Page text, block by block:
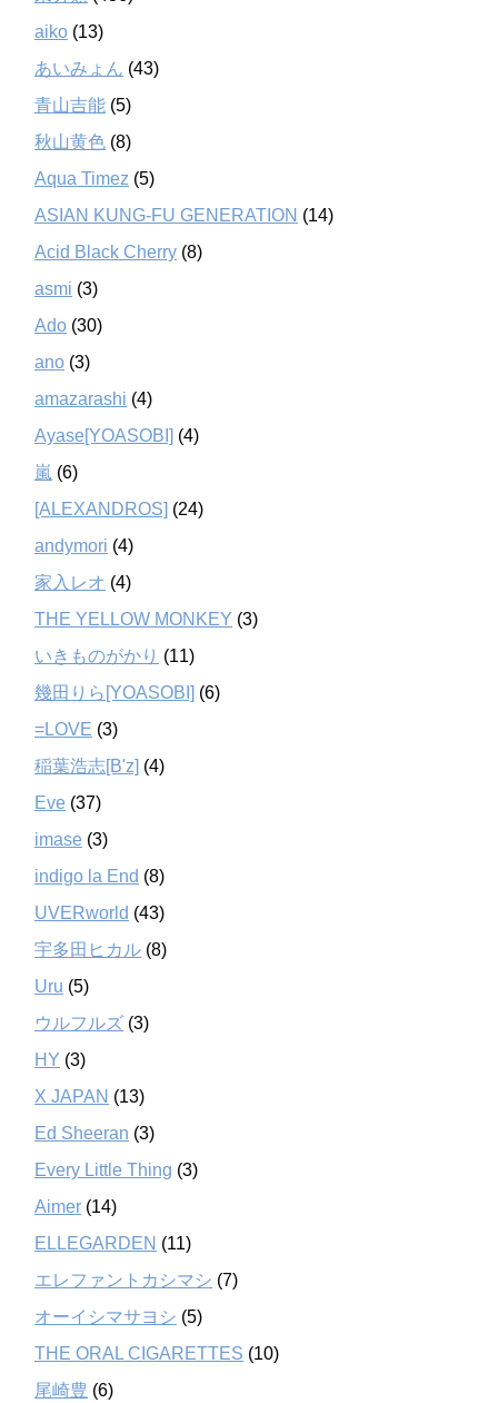
aiko (13)
あいみょん (43)
青山吉能 (5)
秋山黄色 (8)
Aqua Timez (5)
ASIAN KUNG-FU GENERATION (14)
Acid Black Cherry (8)
asmi (3)
Ado (30)
ano (3)
amazarashi (4)
Ayase[YOASOBI] (4)
嵐 (6)
[ALEXANDROS] (24)
andymori (4)
家入レオ (4)
THE YELLOW MONKEY (3)
いきものがかり (11)
幾田りら[YOASOBI] (6)
=LOVE (3)
稲葉浩志[B'z] (4)
Eve (37)
imase (3)
indigo la End (8)
UVERworld (43)
宇多田ヒカル (8)
Uru (5)
ウルフルズ (3)
HY (3)
X JAPAN (13)
Ed Sheeran (3)
Every Little Thing (3)
Aimer (14)
ELLEGARDEN (11)
エレファントカシマシ (7)
オーイシマサヨシ (5)
THE ORAL CIGARETTES (10)
尾崎豊 (6)